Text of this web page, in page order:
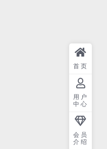
首页
用户
中心
会员
介绍